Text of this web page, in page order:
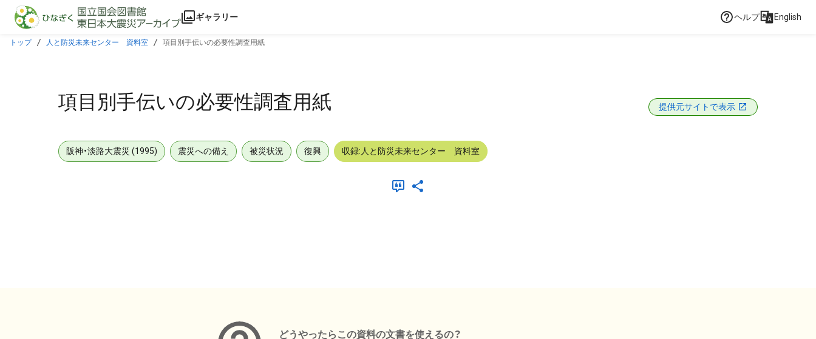
本文に飛ぶ
ギャラリー ヘルプ English
トップ 人と防災未来センター 資料室 項目別手伝いの必要性調査用紙
項目別手伝いの必要性調査用紙 提供元サイトで表示
阪神・淡路大震災 (1995) 震災への備え 被災状況 復興 収録:人と防災未来センター 資料室
どうやったらこの資料の文書を使えるの？